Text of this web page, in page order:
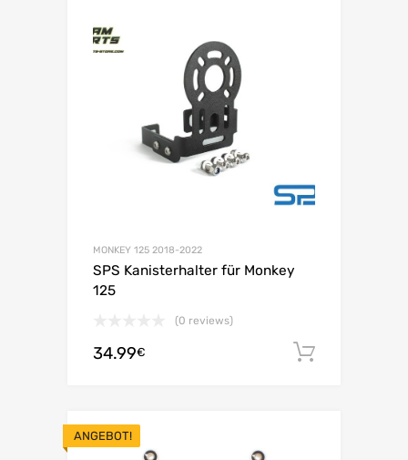
MONKEY 125 2018-2022
SPS Kanisterhalter für Monkey
125
(0 reviews)
34.99€
ANGEBOT!